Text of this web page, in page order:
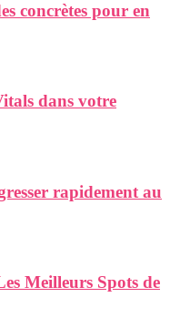
concrètes pour en
dans votre
rapidement au
Meilleurs Spots de